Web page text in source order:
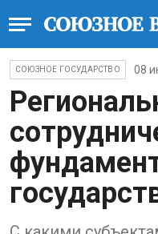
СОЮЗНОЕ ГОСУДАРСТВО 08